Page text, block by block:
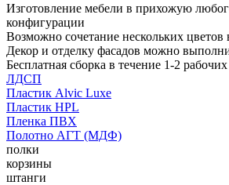
Изготовление мебели в прихожую
конфигурации
Возможно сочетание нескольких цветов
Декор и отделку фасадов можно
Бесплатная сборка в течение 1-2
ЛДСП
Пластик Alvic Luxe
Пластик HPL
Пленка ПВХ
Полотно АГТ (МДФ)
полки
корзины
штанги